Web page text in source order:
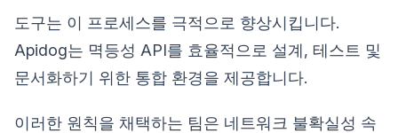
도구는 이 프로세스를 극적으로 향상시킵니다.
Apidog는 멱등성 API를 효율적으로 설계, 테스트 및
문서화하기 위한 통합 환경을 제공합니다.
이러한 원칙을 채택하는 팀은 네트워크 불확실성 속